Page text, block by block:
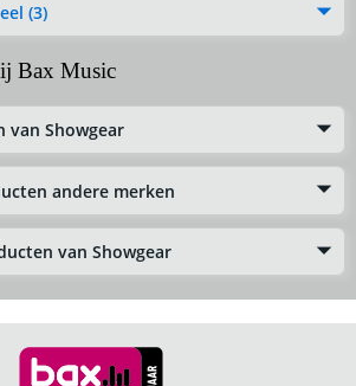
(3)
Bax Music
van Showgear
andere merken
van Showgear